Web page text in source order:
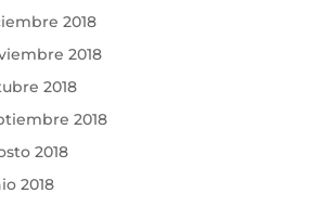
2018
2018
2018
2018
2018
2018